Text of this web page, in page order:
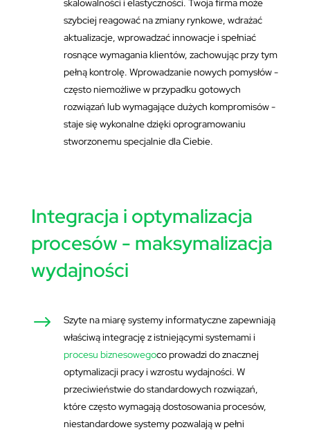
szybciej reagować na zmiany rynkowe, wdrażać
aktualizacje, wprowadzać innowacje i spełniać
rosnące wymagania klientów, zachowując przy tym
pełną kontrolę. Wprowadzanie nowych pomysłów -
często niemożliwe w przypadku gotowych
rozwiązań lub wymagające dużych kompromisów -
staje się wykonalne dzięki oprogramowaniu
stworzonemu specjalnie dla Ciebie.
Integracja i optymalizacja
procesów - maksymalizacja
wydajności
$
Szyte na miarę systemy informatyczne zapewniają
właściwą integrację z istniejącymi systemami i
procesu biznesowegoco prowadzi do znacznej
optymalizacji pracy i wzrostu wydajności. W
przeciwieństwie do standardowych rozwiązań,
które często wymagają dostosowania procesów,
niestandardowe systemy pozwalają w pełni